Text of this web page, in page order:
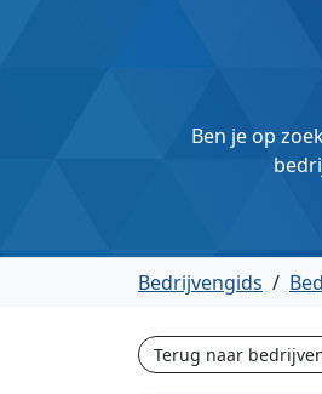
Ben je op
Bedrijvengids /
Terug naar